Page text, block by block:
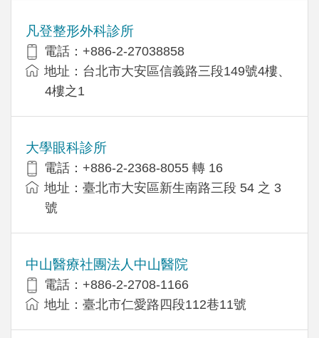
凡登整形外科診所
電話：+886-2-27038858
地址：台北市大安區信義路三段149號4樓、
4樓之1
大學眼科診所
電話：+886-2-2368-8055 轉 16
地址：臺北市大安區新生南路三段 54 之 3
號
中山醫療社團法人中山醫院
電話：+886-2-2708-1166
地址：臺北市仁愛路四段112巷11號